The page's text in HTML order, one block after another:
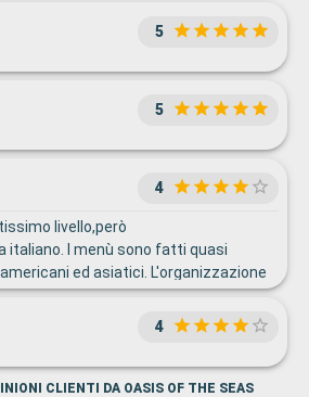
5
5
4
livello,però
italiano. I menù sono fatti quasi
ed asiatici. L'organizzazione
caotica ed
di volte non siamo proprio andati a
4
CLIENTI DA OASIS OF THE SEAS